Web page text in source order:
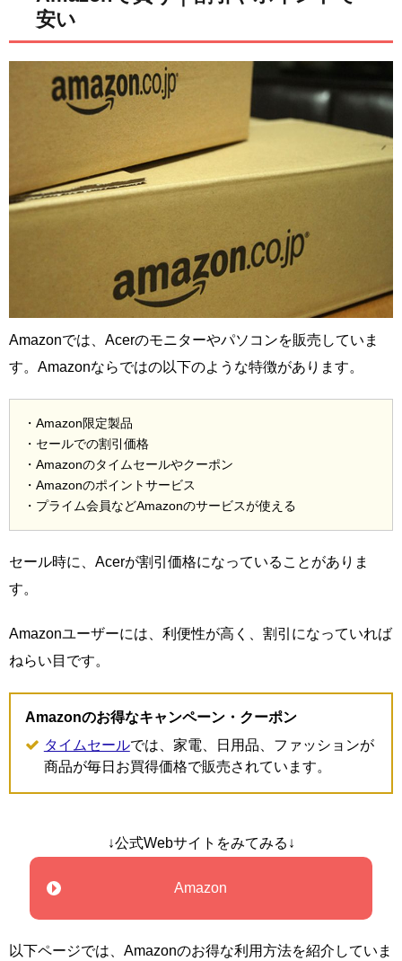
安い
Amazonでは、Acerのモニターやパソコンを販売していま
す。Amazonならではの以下のような特徴があります。
・Amazon限定製品
・セールでの割引価格
・Amazonのタイムセールやクーポン
・Amazonのポイントサービス
・プライム会員などAmazonのサービスが使える
セール時に、Acerが割引価格になっていることがありま
す。
Amazonユーザーには、利便性が高く、割引になっていれば
ねらい目です。
Amazonのお得なキャンペーン・クーポン
タイムセールでは、家電、日用品、ファッションが
商品が毎日お買得価格で販売されています。
↓公式Webサイトをみてみる↓
Amazon
以下ページでは、Amazonのお得な利用方法を紹介していま